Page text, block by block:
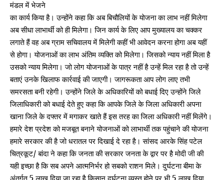
मंडल में भेजने
का कार्य किया है। उन्होंने कहा कि अब बिचौलियों के योजना का लाभ नहीं मिलेगा
अब सीधा लाभार्थी को ही मिलेगा। जिन कार्य के लिए आप मुख्यालय का चक्कर
लगाते हैं वह अब ग्राम सचिवालय में मिलेगी कहीं भी आवेदन करना होगा अब यहीं
से होगा। योजनाओं का लाभ अंतिम व्यक्ति को मिलेगा। जिसको न्याय नहीं मिला है
उसको न्याय मिलेगा। जो लोग योजनाओं के पात्र नहीं है उन्हें मिल रहा है तो उन्हें
बताएं उनके खिलाफ कार्रवाई की जाएगी। जागरूकता आप लोग लाए तभी
समरसता बनी रहेगी। उन्होंने जिले के अधिकारियों को बधाई दिए उन्होंने जिले
जिलाधिकारी को बधाई देते हुए कहा कि आपके जिले के जिला अधिकारी अपना
खाना जिले के दफ्तर में मगाकर खाते हैं इस तरह का जिला अधिकारी नहीं मिलेंगे।
हमारे देश प्रदेश को मजबूत बनाने योजनाओं को लाभार्थी तक पहुंचाने की योजना
हमारे सरकार की है जो धरातल पर दिखाई दे रहा है। सांसद आरके सिंह पटेल
चित्रकूट/ बांदा ने कहा कि जनता की सरकार जनता के द्वार पर है मोदी जी की
यही इच्छा है कि सब अपने आत्मनिर्भर हो सबको राशन मिले। दुर्घटना बीमा के